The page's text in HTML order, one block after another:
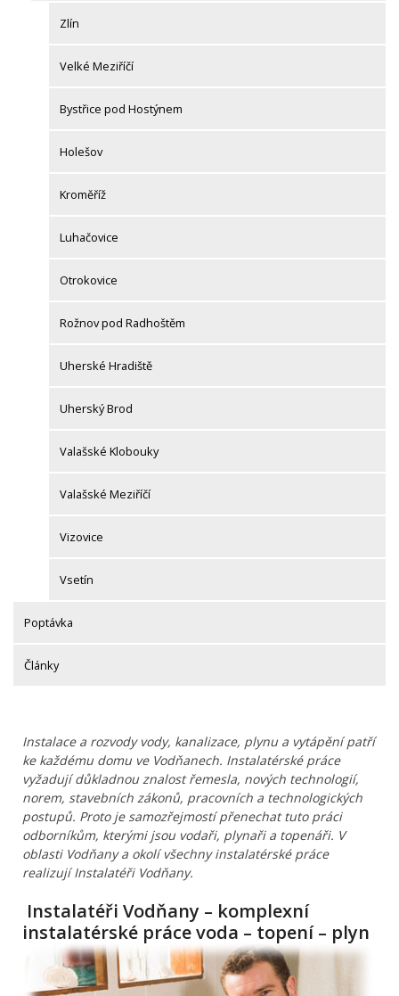
Zlín
Velké Meziříčí
Bystřice pod Hostýnem
Holešov
Kroměříž
Luhačovice
Otrokovice
Rožnov pod Radhoštěm
Uherské Hradiště
Uherský Brod
Valašské Klobouky
Valašské Meziříčí
Vizovice
Vsetín
Poptávka
Články
Instalace a rozvody vody, kanalizace, plynu a vytápění patří
ke každému domu ve Vodňanech. Instalatérské práce
vyžadují důkladnou znalost řemesla, nových technologií,
norem, stavebních zákonů, pracovních a technologických
postupů. Proto je samozřejmostí přenechat tuto práci
odborníkům, kterými jsou vodaři, plynaři a topenáři. V
oblasti Vodňany a okolí všechny instalatérské práce
realizují Instalatéři Vodňany.
Instalatéři Vodňany – komplexní
instalatérské práce voda – topení – plyn